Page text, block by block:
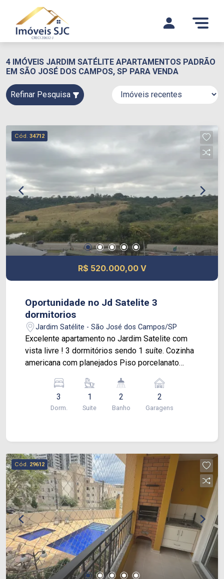
4 IMÓVEIS JARDIM SATÉLITE APARTAMENTOS PADRÃO
EM SÃO JOSÉ DOS CAMPOS, SP PARA VENDA
Refinar Pesquisa
Cód. 34712
R$ 520.000,00 V
Oportunidade no Jd Satelite 3
dormitorios
Jardim Satélite - São José dos Campos/SP
Excelente apartamento no Jardim Satelite com
vista livre ! 3 dormitórios sendo 1 suíte. Cozinha
americana com planejados Piso porcelanato
armários Prédio com elevador. agende ja sua
3
Dorm.
1
Suite
2
Banho
2
Garagens
Cód. 29612